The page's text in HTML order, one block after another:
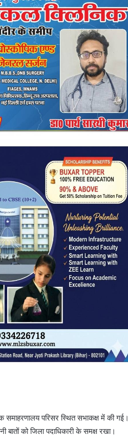
परिसर स्थित सभाकक्ष में की गई।
को जिला पदाधिकारी के समक्ष रखा।